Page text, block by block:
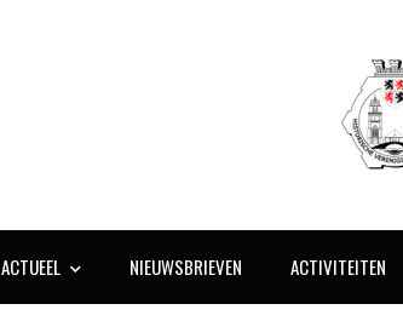
ACTUEEL NIEUWSBRIEVEN ACTIVITEITEN